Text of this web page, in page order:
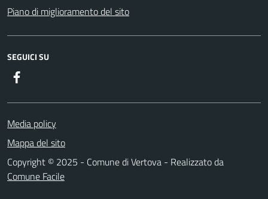
Piano di miglioramento del sito
SEGUICI SU
Media policy
Mappa del sito
Copyright © 2025 - Comune di Vertova - Realizzato da
Comune Facile